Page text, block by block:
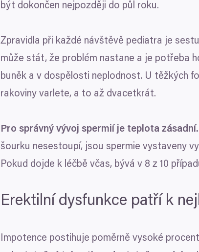
být dokončen nejpozději do půl roku.
Zpravidla při každé návštěvě pediatra je
může stát, že problém nastane a je potřeba
buněk a v dospělosti neplodnost. U těžkých
rakoviny varlete, a to až dvacetkrát.
Pro správný vývoj spermií je teplota zásadní.
šourku nesestoupí, jsou spermie vystaveny
Pokud dojde k léčbě včas, bývá v 8 z 10
Erektilní dysfunkce patří k
Impotence postihuje poměrně vysoké